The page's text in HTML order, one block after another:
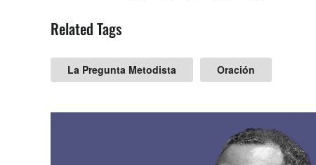
Related Tags
La Pregunta Metodista Oración